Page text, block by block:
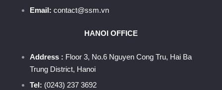
Email: contact@ssm.vn
HANOI OFFICE
Address : Floor 3, No.6 Nguyen Cong Tru, Hai Ba
Trung District, Hanoi
Tel: (0243) 237 3692